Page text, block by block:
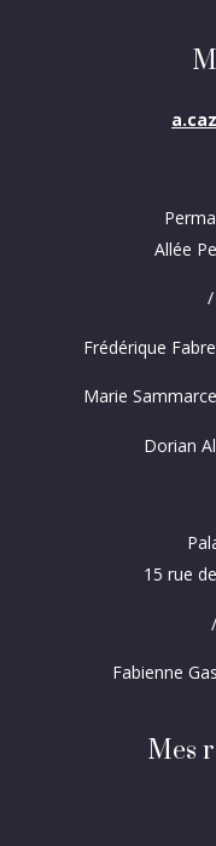
Allée
/
Frédérique
Marie
Dorian
15 rue
Fabienne
Mes